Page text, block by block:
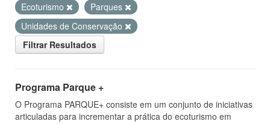
Ecoturismo
Parques
Unidades de Conservação
Filtrar Resultados
Programa Parque +
O Programa PARQUE+ consiste em um conjunto de iniciativas
articuladas para incrementar a prática do ecoturismo em